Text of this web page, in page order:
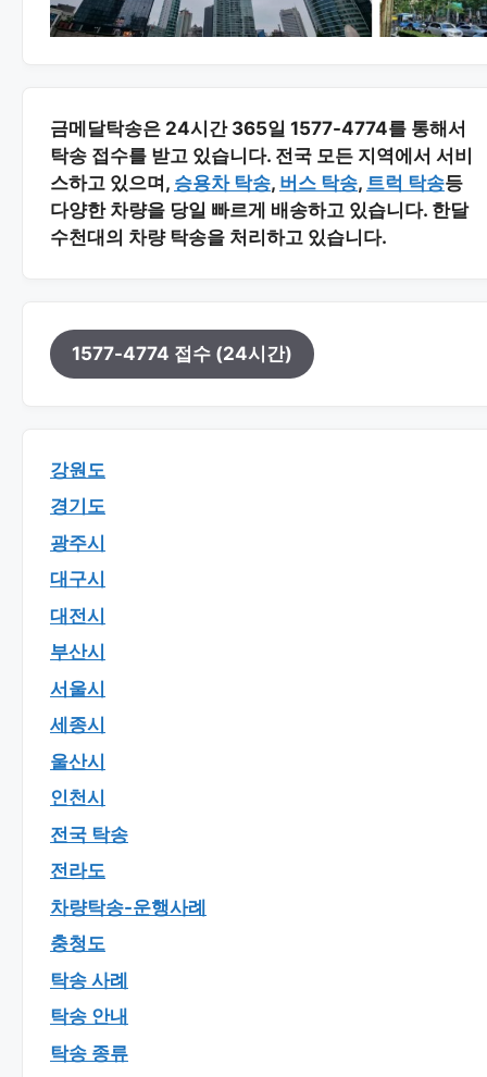
금메달탁송은 24시간 365일 1577-4774를 통해서
탁송 접수를 받고 있습니다. 전국 모든 지역에서 서비
스하고 있으며, 승용차 탁송, 버스 탁송, 트럭 탁송등
다양한 차량을 당일 빠르게 배송하고 있습니다. 한달
수천대의 차량 탁송을 처리하고 있습니다.
1577-4774 접수 (24시간)
강원도
경기도
광주시
대구시
대전시
부산시
서울시
세종시
울산시
인천시
전국 탁송
전라도
차량탁송-운행사례
충청도
탁송 사례
탁송 안내
탁송 종류